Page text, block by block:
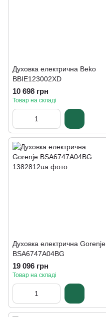
Духовка електрична Beko
BBIE123002XD
10 698 грн
Товар на складі
Духовка електрична Gorenje
BSA6747A04BG
19 096 грн
Товар на складі